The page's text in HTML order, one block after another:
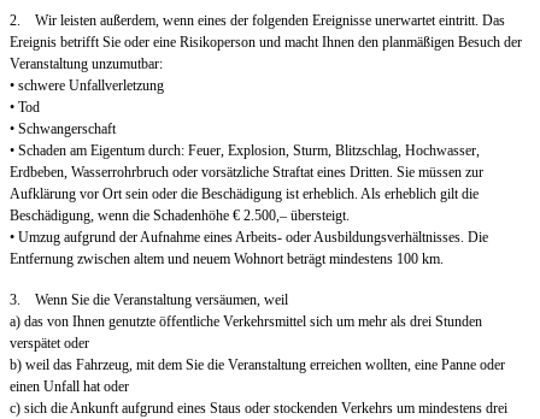
2. Wir leisten außerdem, wenn eines der folgenden Ereignisse unerwartet eintritt. Das
Ereignis betrifft Sie oder eine Risikoperson und macht Ihnen den planmäßigen Besuch der
Veranstaltung unzumutbar:
• schwere Unfallverletzung
• Tod
• Schwangerschaft
• Schaden am Eigentum durch: Feuer, Explosion, Sturm, Blitzschlag, Hochwasser,
Erdbeben, Wasserrohrbruch oder vorsätzliche Straftat eines Dritten. Sie müssen zur
Aufklärung vor Ort sein oder die Beschädigung ist erheblich. Als erheblich gilt die
Beschädigung, wenn die Schadenhöhe € 2.500,– übersteigt.
• Umzug aufgrund der Aufnahme eines Arbeits- oder Ausbildungsverhältnisses. Die
Entfernung zwischen altem und neuem Wohnort beträgt mindestens 100 km.
3. Wenn Sie die Veranstaltung versäumen, weil
a) das von Ihnen genutzte öffentliche Verkehrsmittel sich um mehr als drei Stunden
verspätet oder
b) weil das Fahrzeug, mit dem Sie die Veranstaltung erreichen wollten, eine Panne oder
einen Unfall hat oder
c) sich die Ankunft aufgrund eines Staus oder stockenden Verkehrs um mindestens drei